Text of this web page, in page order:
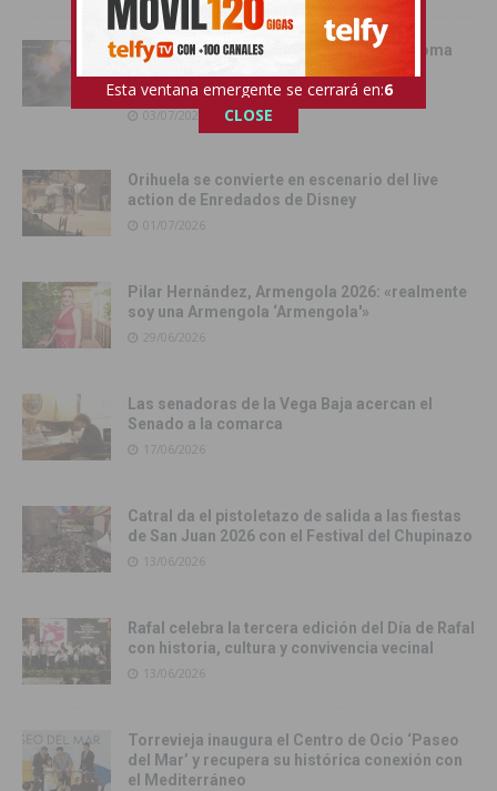
La Batalla de la Pólvora, el pregón y la Toma
jornada festiva en Rojales
03/07/2026
Orihuela se convierte en escenario del live
action de Enredados de Disney
01/07/2026
Pilar Hernández, Armengola 2026: «realmente
soy una Armengola ‘Armengola'»
29/06/2026
Las senadoras de la Vega Baja acercan el
Senado a la comarca
17/06/2026
Catral da el pistoletazo de salida a las fiestas
de San Juan 2026 con el Festival del Chupinazo
13/06/2026
Rafal celebra la tercera edición del Día de Rafal
con historia, cultura y convivencia vecinal
13/06/2026
Torrevieja inaugura el Centro de Ocio ‘Paseo
del Mar’ y recupera su histórica conexión con
el Mediterráneo
Esta ventana emergente se cerrará en:4
CLOSE